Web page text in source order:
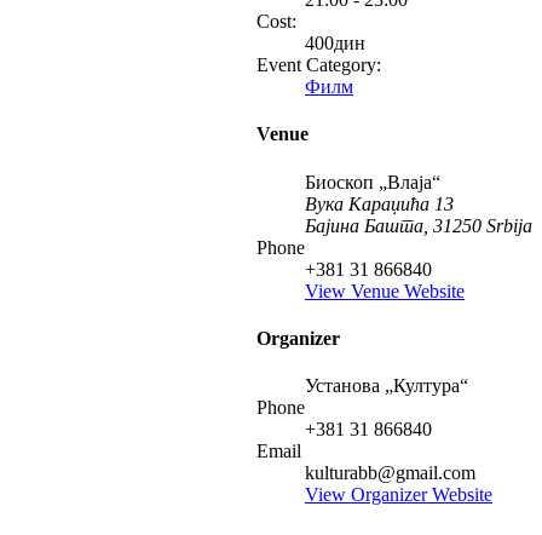
Cost:
400дин
Event Category:
Филм
Venue
Биоскоп „Влаја“
Вука Караџића 13
Бајина Башта 31250 Srbija
Phone
+381 31 866840
View Venue Website
Organizer
Установа „Култура“
Phone
+381 31 866840
Email
kulturabb@gmail.com
View Organizer Website